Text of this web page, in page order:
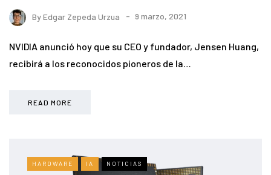
ByEdgar Zepeda Urzua 9 marzo, 2021
NVIDIA anunció hoy que su CEO y fundador, Jensen Huang,
recibirá a los reconocidos pioneros de la…
READ MORE
HARDWARE IA NOTICIAS